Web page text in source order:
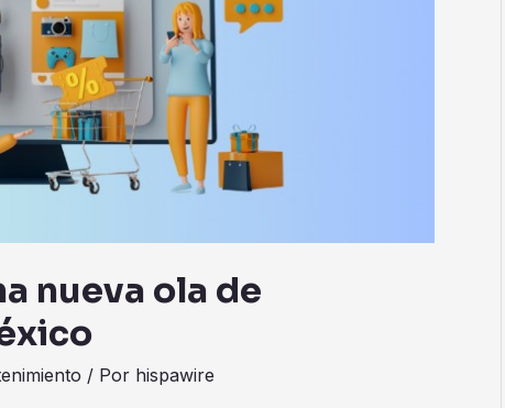
nueva ola de
/ Por hispawire